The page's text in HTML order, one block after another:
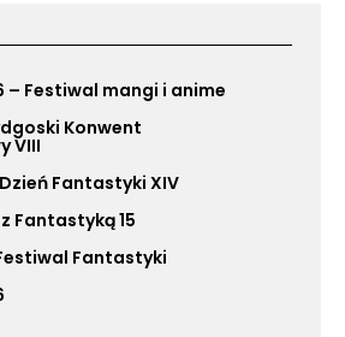
– Festiwal mangi i anime
Konwent
VIII
Fantastyki XIV
Fantastyką 15
Fantastyki